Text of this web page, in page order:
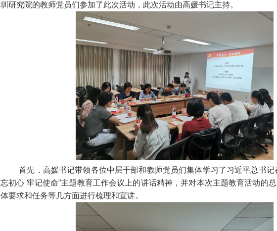
圳研究院的教师党员们参加了此次活动，此次活动由高媛书记主持。
首先，高媛书记带领各位中层干部和教师党员们集体学习了习近平总书记
忘初心 牢记使命”主题教育工作会议上的讲话精神，并对本次主题教育活动的
体要求和任务等几方面进行梳理和宣讲。